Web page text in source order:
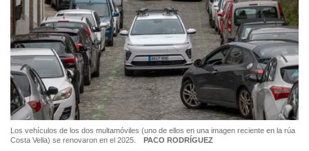
Los vehículos de los dos multamóviles (uno de ellos en una imagen reciente en la rúa
Costa Vella) se renovaron en el 2025.
PACO RODRÍGUEZ